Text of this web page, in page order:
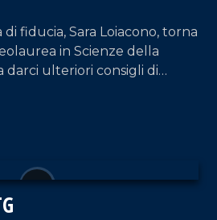
di fiducia, Sara Loiacono, torna
in Scienze della
darci ulteriori consigli di
coppia Sorrentino-Pagano